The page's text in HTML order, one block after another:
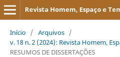
Revista Homem, Espaço e
Início / Arquivos /
v. 18 n. 2 (2024): Revista Homem,
RESUMOS DE DISSERTAÇÕES